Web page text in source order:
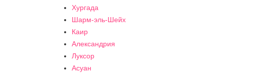
Хургада
Шарм-эль-Шейх
Каир
Александрия
Луксор
Асуан